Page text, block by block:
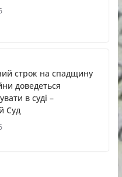
строк на спадщину
доведеться
в суді –
Суд